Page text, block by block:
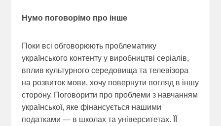
Нумо поговорімо про інше
Поки всі обговорюють проблематику
українського контенту у виробництві серіалів,
вплив культурного середовища та телевізора
на розвиток мови, хочу повернути погляд в іншу
сторону. Поговорити про проблеми з навчанням
української, яке фінансується нашими
податками — в школах та університетах. ЇЇ